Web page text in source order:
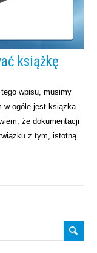
książkę
wpisu, musimy
w ogóle jest książka
że dokumentacji
z tym, istotną